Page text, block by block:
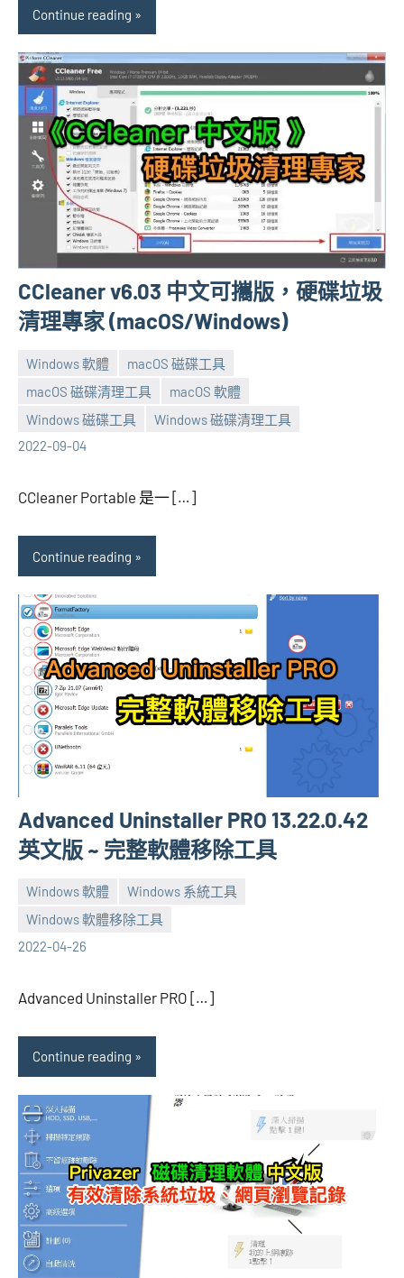
Continue reading
CCleaner v6.03 中文可攜版，硬碟垃圾
清理專家 (macOS/Windows)
Windows 軟體
macOS 磁碟工具
macOS 磁碟清理工具
macOS 軟體
Windows 磁碟工具
Windows 磁碟清理工具
2022-09-04
張
海
comment
CCleaner Portable 是一 […]
Continue reading
Advanced Uninstaller PRO 13.22.0.42
英文版 ~ 完整軟體移除工具
Windows 軟體
Windows 系統工具
Windows 軟體移除工具
2022-04-26
張
海
No
comments
Advanced Uninstaller PRO […]
Continue reading